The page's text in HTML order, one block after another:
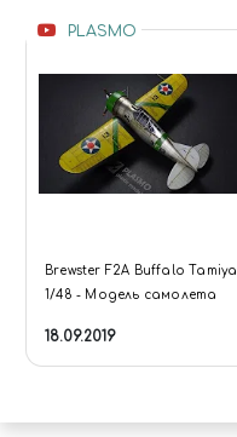
PLASMO
Brewster F2A Buffalo Tamiya
1/48 - Модель самолета
18.09.2019